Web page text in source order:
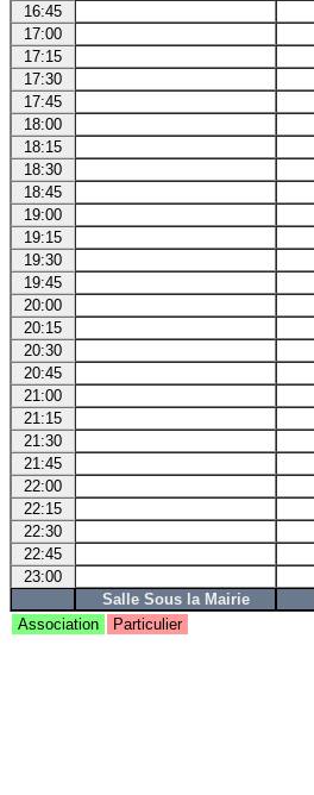
16:45
17:00
17:15
17:30
17:45
18:00
18:15
18:30
18:45
19:00
19:15
19:30
19:45
20:00
20:15
20:30
20:45
21:00
21:15
21:30
21:45
22:00
22:15
22:30
22:45
23:00
Salle Sous la Mairie
Association
Particulier